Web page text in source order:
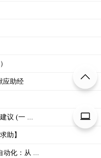
应助经
议 (一 ...
助】
化：从 ...